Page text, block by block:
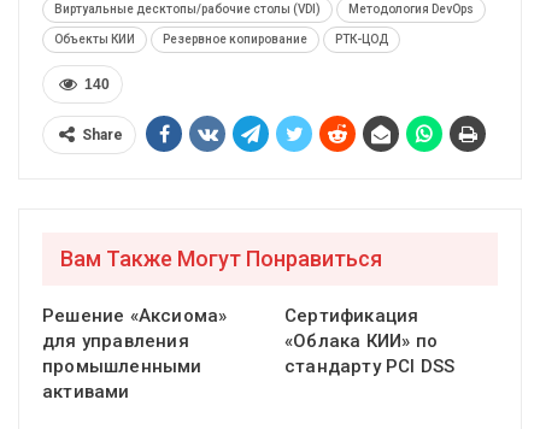
Виртуальные десктопы/рабочие столы (VDI) Методология DevOps
Объекты КИИ Резервное копирование РТК-ЦОД
140
Share
Вам Также Могут Понравиться
Решение «Аксиома»
для управления
промышленными
активами
Сертификация
«Облака КИИ» по
стандарту PCI DSS